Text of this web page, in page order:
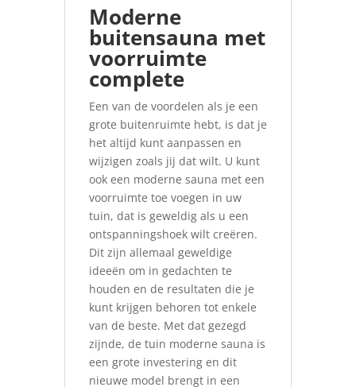
Moderne
buitensauna met
voorruimte
complete
Een van de voordelen als je een
grote buitenruimte hebt, is dat je
het altijd kunt aanpassen en
wijzigen zoals jij dat wilt. U kunt
ook een moderne sauna met een
voorruimte toe voegen in uw
tuin, dat is geweldig als u een
ontspanningshoek wilt creëren.
Dit zijn allemaal geweldige
ideeën om in gedachten te
houden en de resultaten die je
kunt krijgen behoren tot enkele
van de beste. Met dat gezegd
zijnde, de tuin moderne sauna is
een grote investering en dit
nieuwe model brengt in een